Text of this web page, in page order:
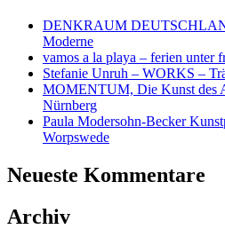
DENKRAUM
Moderne
vamos a la playa – ferien unter
Stefanie Unruh – WORKS –
MOMENTUM, Die Kunst des
Nürnberg
Paula Modersohn-Becker
Worpswede
Neueste Kommentare
Archiv